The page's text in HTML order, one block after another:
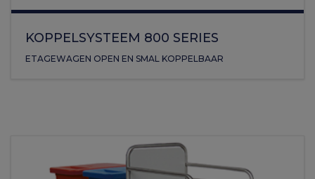
KOPPELSYSTEEM 800 SERIES
ETAGEWAGEN OPEN EN SMAL KOPPELBAAR